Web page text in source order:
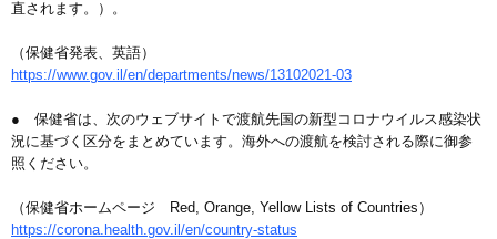
直されます。）。
（保健省発表、英語）
https://www.gov.il/en/departments/news/13102021-03
● 保健省は、次のウェブサイトで渡航先国の新型コロナウイルス感染状
況に基づく区分をまとめています。海外への渡航を検討される際に御参
照ください。
（保健省ホームページ Red, Orange, Yellow Lists of Countries）
https://corona.health.gov.il/en/country-status